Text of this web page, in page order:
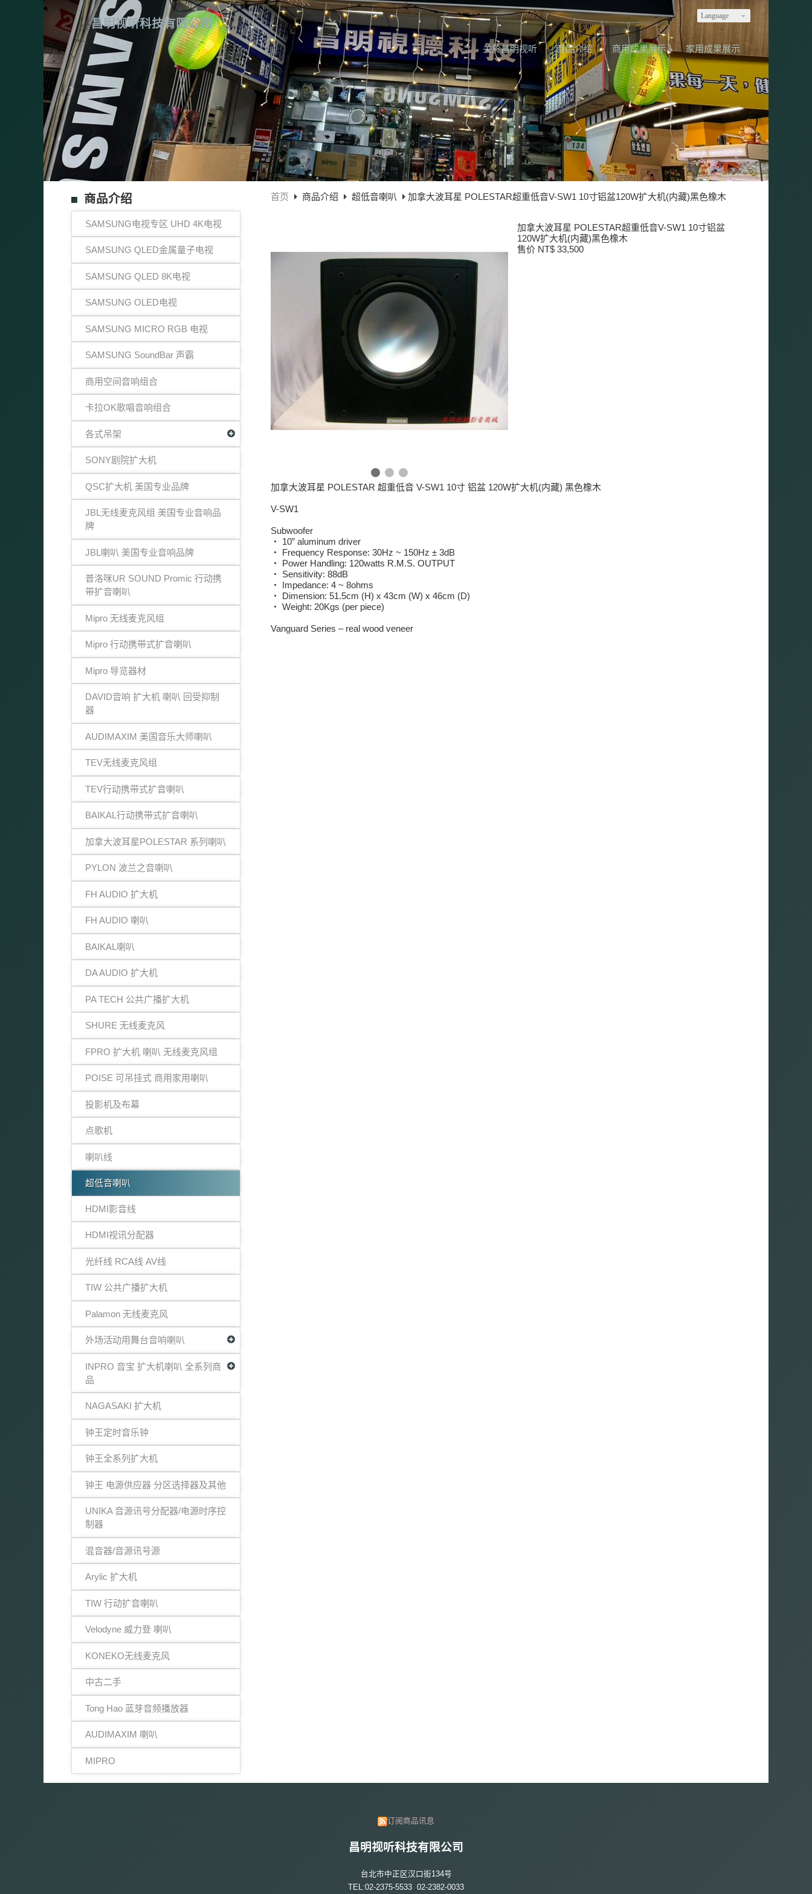
Language
昌明视听科技有限公司
关於昌明视听 商品介绍 商用成果展示 家用成果展示
商品介绍
SAMSUNG电视专区 UHD 4K电视
SAMSUNG QLED金属量子电视
SAMSUNG QLED 8K电视
SAMSUNG OLED电视
SAMSUNG MICRO RGB 电视
SAMSUNG SoundBar 声霸
商用空间音响组合
卡拉OK歌唱音响组合
各式吊架
SONY剧院扩大机
QSC扩大机 美国专业品牌
JBL无线麦克风组 美国专业音响品
牌
JBL喇叭 美国专业音响品牌
普洛咪UR SOUND Promic 行动携
带扩音喇叭
Mipro 无线麦克风组
Mipro 行动携带式扩音喇叭
Mipro 导览器材
DAVID音响 扩大机 喇叭 回受抑制
器
AUDIMAXIM 美国音乐大师喇叭
TEV无线麦克风组
TEV行动携带式扩音喇叭
BAIKAL行动携带式扩音喇叭
加拿大波耳星POLESTAR 系列喇叭
PYLON 波兰之音喇叭
FH AUDIO 扩大机
FH AUDIO 喇叭
BAIKAL喇叭
DA AUDIO 扩大机
PA TECH 公共广播扩大机
SHURE 无线麦克风
FPRO 扩大机 喇叭 无线麦克风组
POISE 可吊挂式 商用家用喇叭
投影机及布幕
点歌机
喇叭线
超低音喇叭
HDMI影音线
HDMI视讯分配器
光纤线 RCA线 AV线
TIW 公共广播扩大机
Palamon 无线麦克风
外场活动用舞台音响喇叭
INPRO 音宝 扩大机喇叭 全系列商
品
NAGASAKI 扩大机
钟王定时音乐钟
钟王全系列扩大机
钟王 电源供应器 分区选择器及其他
UNIKA 音源讯号分配器/电源时序控
制器
混音器/音源讯号源
Arylic 扩大机
TIW 行动扩音喇叭
Velodyne 威力登 喇叭
KONEKO无线麦克风
中古二手
Tong Hao 蓝芽音频播放器
AUDIMAXIM 喇叭
MIPRO
首页 商品介绍 超低音喇叭 加拿大波耳星 POLESTAR超重低音V-SW1 10寸铝盆120W扩大机(内藏)黑色橡木
加拿大波耳星 POLESTAR超重低音V-SW1 10寸铝盆
120W扩大机(内藏)黑色橡木
售价 NT$ 33,500
加拿大波耳星 POLESTAR 超重低音 V-SW1 10寸 铝盆 120W扩大机(内藏) 黑色橡木
V-SW1
Subwoofer
・ 10” aluminum driver
・ Frequency Response: 30Hz ~ 150Hz ± 3dB
・ Power Handling: 120watts R.M.S. OUTPUT
・ Sensitivity: 88dB
・ Impedance: 4 ~ 8ohms
・ Dimension: 51.5cm (H) x 43cm (W) x 46cm (D)
・ Weight: 20Kgs (per piece)
Vanguard Series – real wood veneer
订阅商品讯息
昌明视听科技有限公司
台北市中正区汉口街134号
TEL:02-2375-5533 02-2382-0033